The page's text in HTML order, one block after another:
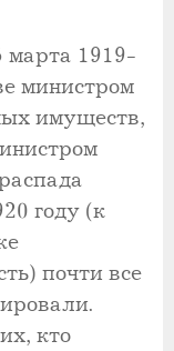
марта 1919-
министром
имуществ,
году (к
почти все
кто